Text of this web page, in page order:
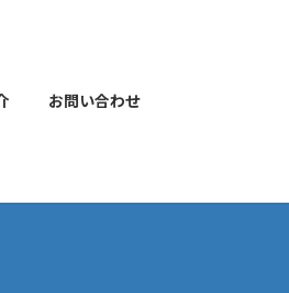
お問い合わせ